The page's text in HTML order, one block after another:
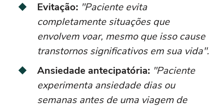
Evitação: "Paciente evita
completamente situações que
envolvem voar, mesmo que isso cause
transtornos significativos em sua vida".
Ansiedade antecipatória: "Paciente
experimenta ansiedade dias ou
semanas antes de uma viagem de